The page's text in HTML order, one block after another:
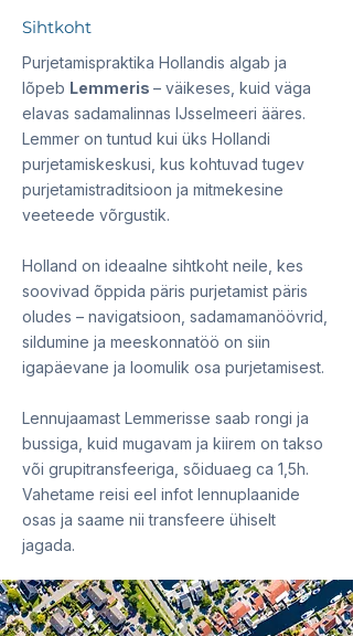
Sihtkoht
Purjetamispraktika Hollandis algab ja
lõpeb Lemmeris – väikeses, kuid väga
elavas sadamalinnas IJsselmeeri ääres.
Lemmer on tuntud kui üks Hollandi
purjetamiskeskusi, kus kohtuvad tugev
purjetamistraditsioon ja mitmekesine
veeteede võrgustik.
Holland on ideaalne sihtkoht neile, kes
soovivad õppida päris purjetamist päris
oludes – navigatsioon, sadamamanöövrid,
sildumine ja meeskonnatöö on siin
igapäevane ja loomulik osa purjetamisest.
Lennujaamast Lemmerisse saab rongi ja
bussiga, kuid mugavam ja kiirem on takso
või grupitransfeeriga, sõiduaeg ca 1,5h.
Vahetame reisi eel infot lennuplaanide
osas ja saame nii transfeere ühiselt
jagada.